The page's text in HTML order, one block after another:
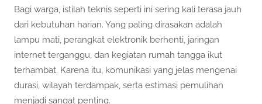
Bagi warga, istilah teknis seperti ini sering kali terasa jauh
dari kebutuhan harian. Yang paling dirasakan adalah
lampu mati, perangkat elektronik berhenti, jaringan
internet terganggu, dan kegiatan rumah tangga ikut
terhambat. Karena itu, komunikasi yang jelas mengenai
durasi, wilayah terdampak, serta estimasi pemulihan
menjadi sangat penting.